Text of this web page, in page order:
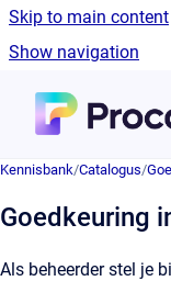
Skip to main content
Show navigation
Kennisbank/Catalogus/
Goedkeuring
Als beheerder stel je